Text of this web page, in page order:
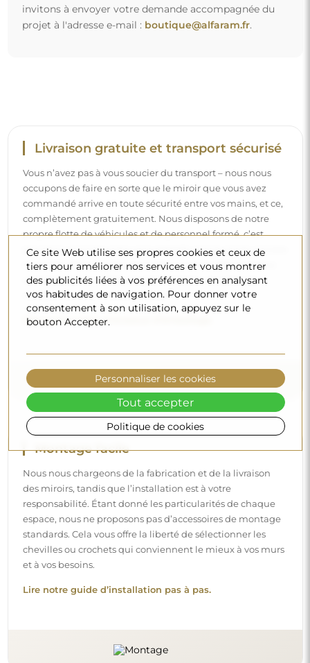
invitons à envoyer votre demande accompagnée du
projet à l'adresse e-mail : boutique@alfaram.fr.
Livraison gratuite et transport sécurisé
Vous n’avez pas à vous soucier du transport – nous nous
occupons de faire en sorte que le miroir que vous avez
commandé arrive en toute sécurité entre vos mains, et ce,
complètement gratuitement. Nous disposons de notre
propre flotte de véhicules et de personnel formé, c’est
pourquoi nous pouvons vous garantir que le miroir arrivera
en parfait état, sans frais supplémentaires. Même si vous
commandez un miroir de grande taille, vous pouvez
compter sur une livraison rapide.
Découvrez notre processus d’emballage.
Montage facile
Nous nous chargeons de la fabrication et de la livraison
des miroirs, tandis que l’installation est à votre
responsabilité. Étant donné les particularités de chaque
espace, nous ne proposons pas d’accessoires de montage
standards. Cela vous offre la liberté de sélectionner les
chevilles ou crochets qui conviennent le mieux à vos murs
et à vos besoins.
Lire notre guide d’installation pas à pas.
Ce site Web utilise ses propres cookies et ceux de
tiers pour améliorer nos services et vous montrer
des publicités liées à vos préférences en analysant
vos habitudes de navigation. Pour donner votre
consentement à son utilisation, appuyez sur le
bouton Accepter.
Politique de cookies
Personnaliser les cookies
Tout accepter